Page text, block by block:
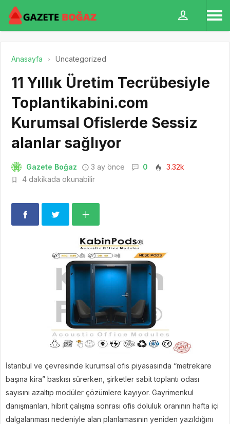
Anasayfa Uncategorized
11 Yıllık Üretim Tecrübesiyle
Toplantikabini.com
Kurumsal Ofislerde Sessiz
alanlar sağlıyor
Gazete Boğaz 3 ay önce 0
3.32k
4 dakikada okunabilir
İstanbul ve çevresinde kurumsal ofis piyasasında “metrekare
başına kira” baskısı sürerken, şirketler sabit toplantı odası
sayısını azaltıp modüler çözümlere kayıyor. Gayrimenkul
danışmanları, hibrit çalışma sonrası ofis doluluk oranının hafta içi
dalgalanması nedeniyle alan planlamasının yeniden yazıldığını